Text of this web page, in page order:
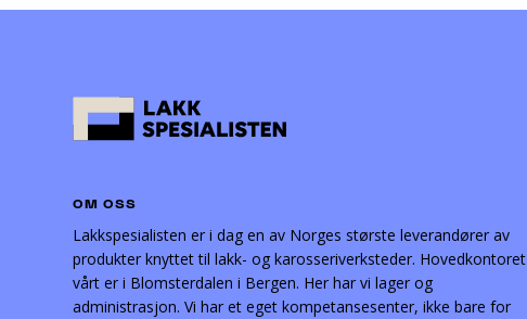
OM OSS
Lakkspesialisten er i dag en av Norges største leverandører av
produkter knyttet til lakk- og karosseriverksteder. Hovedkontoret
vårt er i Blomsterdalen i Bergen. Her har vi lager og
administrasjon. Vi har et eget kompetansesenter, ikke bare for